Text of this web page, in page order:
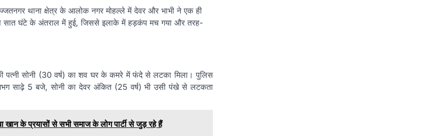
थाना क्षेत्र के आलोक नगर मोहल्ले में देवर और भाभी ने एक ही
सात घंटे के अंतराल में हुई, जिससे इलाके में हड़कंप मच गया और तरह-
सोनी (30 वर्ष) का शव घर के कमरे में फंदे से लटका मिला। पुलिस
साढ़े 5 बजे, सोनी का देवर अंकित (25 वर्ष) भी उसी पंखे से लटकता
के प्रयासों से सभी समाज के लोग पार्टी से जुड़ रहे हैं